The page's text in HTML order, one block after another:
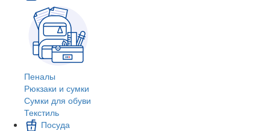
Пеналы
Рюкзаки и сумки
Сумки для обуви
Текстиль
Посуда